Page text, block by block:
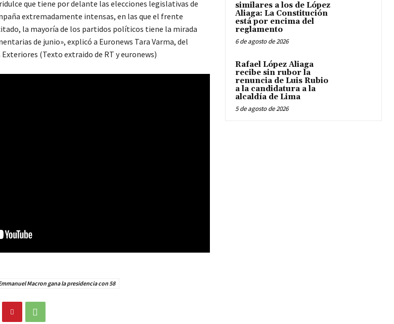
que tiene por delante las elecciones legislativas de
extremadamente intensas, en las que el frente
la mayoría de los partidos políticos tiene la mirada
de junio», explicó a Euronews Tara Varma, del
(Texto extraido de RT y euronews)
Macron gana la presidencia con 58
similares a los de López
Aliaga: La Constitución
está por encima del
reglamento
6 de agosto de 2026
Rafael López Aliaga
recibe sin rubor la
renuncia de Luis Rubio
a la candidatura a la
alcaldía de Lima
5 de agosto de 2026